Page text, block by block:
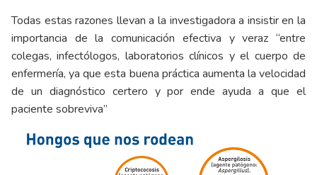
Todas estas razones llevan a la investigadora a insistir en la
importancia de la comunicación efectiva y veraz “entre
colegas, infectólogos, laboratorios clínicos y el cuerpo de
enfermería, ya que esta buena práctica aumenta la velocidad
de un diagnóstico certero y por ende ayuda a que el
paciente sobreviva”